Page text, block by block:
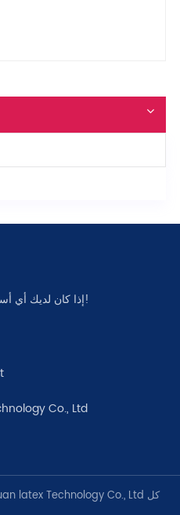
إذا كان لديك أي أسئلة وأفكار، فلا تتردد في الاتصال بنا!
Co., Ltd